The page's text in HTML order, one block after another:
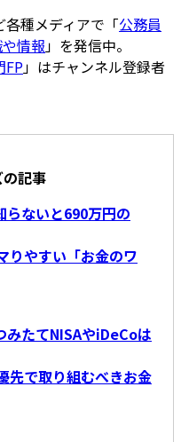
種メディアで「公務員
情報 」を発信中。
FP」はチャンネル登録者
記事
らないと690万円の
りやすい「お金のワ
みたてNISAやiDeCoは
先で取り組むべきお金